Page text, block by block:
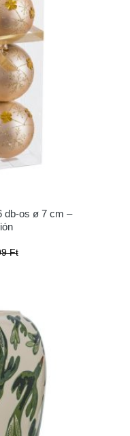
db-os ø 7 cm –
Ft